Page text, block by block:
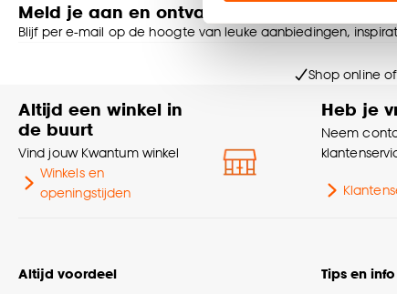
Klik op ‘Ja, alles
accepteren door op
Goed om te weten is
Meld je aan en ontvang € 5,- korting op je
Blijf per e-mail op de hoogte van leuke aanbiedingen,
Shop online
Altijd een winkel in
de buurt
Vind jouw Kwantum winkel
Winkels en
openingstijden
Heb je
Neem
Altijd voordeel
Tips en info